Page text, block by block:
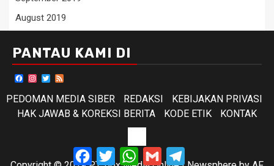
August 2019
PANTAU KAMI DI
Facebook
Instagram
Twitter
PEDOMAN MEDIA SIBER
REDAKSI
KEBIJAKAN PRIVASI
HAK JAWAB & KOREKSI BERITA
KODE ETIK KONTAK
ETIK
Facebook
TwitterWhatsApp
Gmail